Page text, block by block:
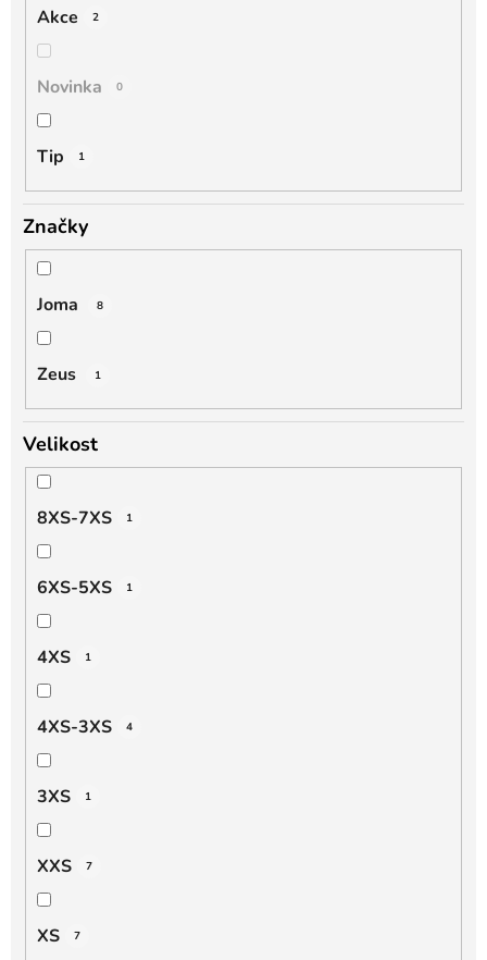
Akce 2
Novinka 0
Tip 1
Značky
Joma 8
Zeus 1
Velikost
8XS-7XS 1
6XS-5XS 1
4XS 1
4XS-3XS 4
3XS 1
XXS 7
XS 7